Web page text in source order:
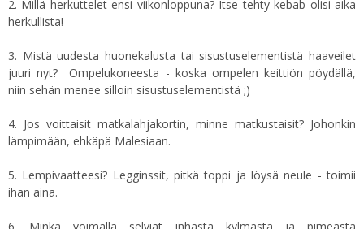
2. Millä herkuttelet ensi viikonloppuna? Itse tehty kebab olisi aika
herkullista!
3. Mistä uudesta huonekalusta tai sisustuselementistä haaveilet
juuri nyt? Ompelukoneesta - koska ompelen keittiön pöydällä,
niin sehän menee silloin sisustuselementistä ;)
4. Jos voittaisit matkalahjakortin, minne matkustaisit? Johonkin
lämpimään, ehkäpä Malesiaan.
5. Lempivaatteesi? Legginssit, pitkä toppi ja löysä neule - toimii
ihan aina.